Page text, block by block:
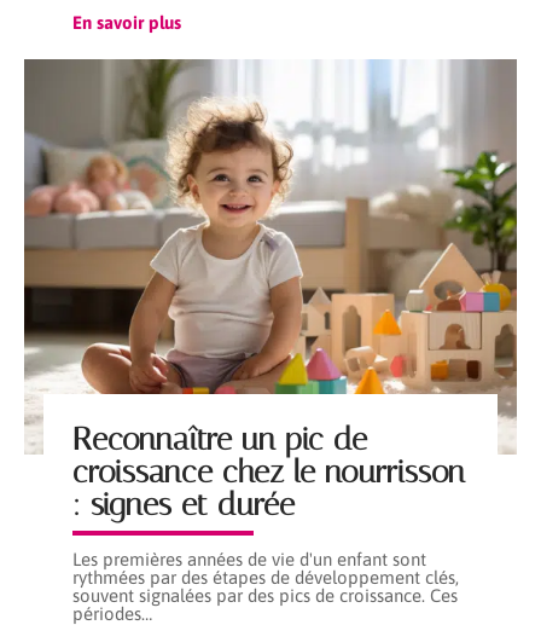
En savoir plus
Reconnaître un pic de
croissance chez le nourrisson
: signes et durée
Les premières années de vie d'un enfant sont
rythmées par des étapes de développement clés,
souvent signalées par des pics de croissance. Ces
périodes…